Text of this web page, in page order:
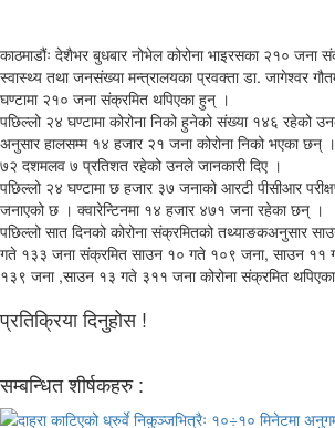
काठमाडौंः देशैभर बुधबार नोभेल कोरोना भाइरसका २१० जना
स्वास्थ्य तथा जनसंख्या मन्त्रालयका प्रवक्ता डा. जागेश्वर
घण्टामा २१० जना संक्रमित थपिएका हुन् ।
पछिल्लो २४ घण्टामा कोरोना निको हुनेको संख्या १४६ रहेको
अनुसार हालसम्म १४ हजार २१ जना कोरोना निको भएका छन्
७२ दशमलव ७ प्रतिशत रहेको उनले जानकारी दिए ।
पछिल्लो २४ घण्टामा छ हजार ३७ जनाको आरटी पीसीआर
जनाएको छ । क्‍वारेन्टिनमा १४ हजार ४७१ जना रहेका छन् ।
पछिल्लो सात दिनको कोरोना संक्रमितको तथ्याङकअनुसार
गते १३३ जना संक्रमित साउन १० गते १०९ जना, साउन ११
१३९ जना ,साउन १३ गते ३११ जना कोरोना संक्रमित
प्रतिक्रिया दिनुहोस !
सम्बन्धित शीर्षकहरु :